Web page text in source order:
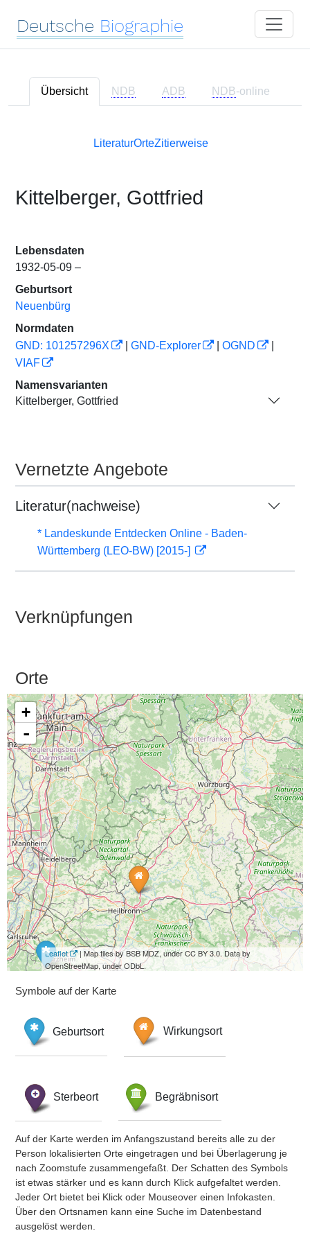
Deutsche Biographie
Übersicht NDB ADB NDB-online
LiteraturOrteZitierweise
Kittelberger, Gottfried
Lebensdaten
1932-05-09 –
Geburtsort
Neuenbürg
Normdaten
GND: 101257296X
GND-Explorer OGND
VIAF
Namensvarianten
Kittelberger, Gottfried
Vernetzte Angebote
Literatur(nachweise)
* Landeskunde Entdecken Online - Baden-
Württemberg (LEO-BW) [2015-]
Verknüpfungen
Orte
+
-
Leaflet
| Map tiles by BSB MDZ, under CC BY 3.0. Data by
OpenStreetMap, under ODbL.
Symbole auf der Karte
Geburtsort Wirkungsort
Sterbeort Begräbnisort
Auf der Karte werden im Anfangszustand bereits alle zu der
Person lokalisierten Orte eingetragen und bei Überlagerung je
nach Zoomstufe zusammengefaßt. Der Schatten des Symbols
ist etwas stärker und es kann durch Klick aufgefaltet werden.
Jeder Ort bietet bei Klick oder Mouseover einen Infokasten.
Über den Ortsnamen kann eine Suche im Datenbestand
ausgelöst werden.